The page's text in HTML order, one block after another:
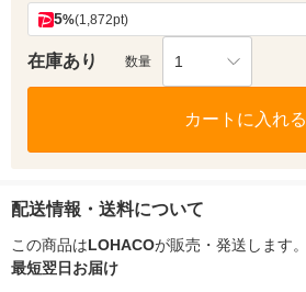
5%(1,872pt)
在庫あり 数量 1
カートに入れる
配送情報・送料について
この商品はLOHACOが販売・発送します。
最短翌日お届け